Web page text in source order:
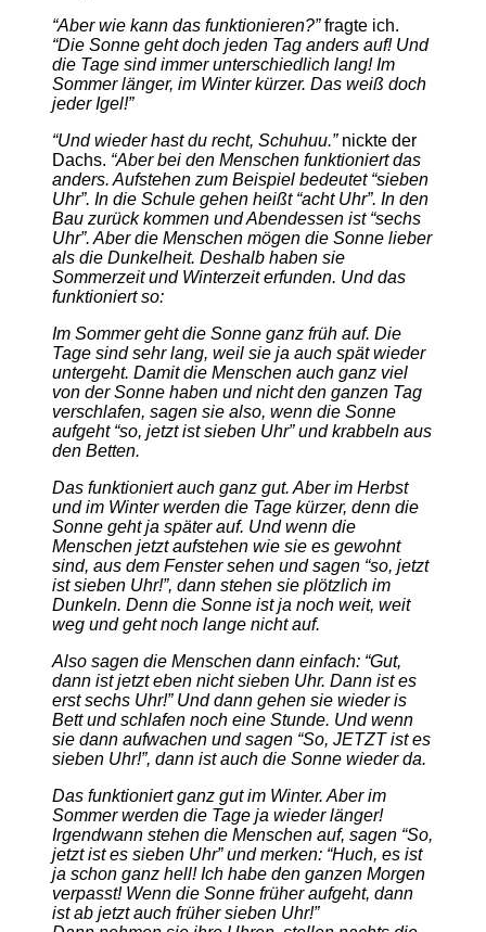
“Aber wie kann das funktionieren?”fragte ich.
“Die Sonne geht doch jeden Tag anders auf! Und
die Tage sind immer unterschiedlich lang! Im
Sommer länger, im Winter kürzer. Das weiß doch
jeder Igel!”
“Und wieder hast du recht, Schuhuu.”nickte der
Dachs. “Aber bei den Menschen funktioniert das
anders. Aufstehen zum Beispiel bedeutet “sieben
Uhr”. In die Schule gehen heißt “acht Uhr”. In den
Bau zurück kommen und Abendessen ist “sechs
Uhr”. Aber die Menschen mögen die Sonne lieber
als die Dunkelheit. Deshalb haben sie
Sommerzeit und Winterzeit erfunden. Und das
funktioniert so:
Im Sommer geht die Sonne ganz früh auf. Die
Tage sind sehr lang, weil sie ja auch spät wieder
untergeht. Damit die Menschen auch ganz viel
von der Sonne haben und nicht den ganzen Tag
verschlafen, sagen sie also, wenn die Sonne
aufgeht “so, jetzt ist sieben Uhr” und krabbeln aus
den Betten.
Das funktioniert auch ganz gut. Aber im Herbst
und im Winter werden die Tage kürzer, denn die
Sonne geht ja später auf. Und wenn die
Menschen jetzt aufstehen wie sie es gewohnt
sind, aus dem Fenster sehen und sagen “so, jetzt
ist sieben Uhr!”, dann stehen sie plötzlich im
Dunkeln. Denn die Sonne ist ja noch weit, weit
weg und geht noch lange nicht auf.
Also sagen die Menschen dann einfach: “Gut,
dann ist jetzt eben nicht sieben Uhr. Dann ist es
erst sechs Uhr!” Und dann gehen sie wieder is
Bett und schlafen noch eine Stunde. Und wenn
sie dann aufwachen und sagen “So, JETZT ist es
sieben Uhr!”, dann ist auch die Sonne wieder da.
Das funktioniert ganz gut im Winter. Aber im
Sommer werden die Tage ja wieder länger!
Irgendwann stehen die Menschen auf, sagen “So,
jetzt ist es sieben Uhr” und merken: “Huch, es ist
ja schon ganz hell! Ich habe den ganzen Morgen
verpasst! Wenn die Sonne früher aufgeht, dann
ist ab jetzt auch früher sieben Uhr!”